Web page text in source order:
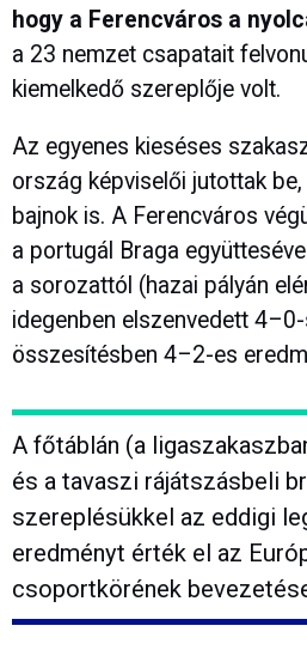
hogy a Ferencváros a
a 23 nemzet csapatait
kiemelkedő szereplője volt.
Az egyenes kieséses
ország képviselői jutottak
bajnok is. A Ferencváros
a portugál Braga
a sorozattól (hazai pályán
idegenben elszenvedett
összesítésben 4–2-es
A főtáblán (a
és a tavaszi rájátszásbeli
szereplésükkel az eddigi
eredményt érték el az
csoportkörének